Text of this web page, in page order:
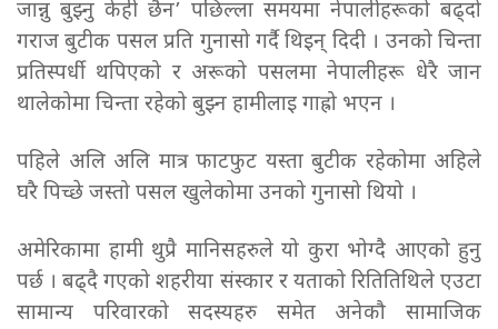
जान्नु बुझ्नु केही छैन’ पछिल्ला समयमा नेपालीहरूको बढ्दो
गराज बुटीक पसल प्रति गुनासो गर्दै थिइन् दिदी । उनको चिन्ता
प्रतिस्पर्धी थपिएको र अरूको पसलमा नेपालीहरू धेरै जान
थालेकोमा चिन्ता रहेको बुझ्न हामीलाइ गाह्रो भएन ।
पहिले अलि अलि मात्र फाटफुट यस्ता बुटीक रहेकोमा अहिले
घरै पिच्छे जस्तो पसल खुलेकोमा उनको गुनासो थियो ।
अमेरिकामा हामी थुप्रै मानिसहरुले यो कुरा भोग्दै आएको हुनु
पर्छ । बढ्दै गएको शहरीया संस्कार र यताको रितितिथिले एउटा
सामान्य परिवारको सदस्यहरु समेत अनेकौ सामाजिक